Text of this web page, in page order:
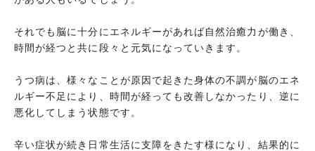
それでも脳に十分にエネルギーがあれば自然治癒力が働き、
時間が経つと共に段々と元気になっていきます。
うつ病は、様々なことが原因で起きた身体の不調が脳のエネ
ルギー不足により、時間が経っても改善しなかったり、逆に
悪化してしまう状態です。
辛い症状が続き日常生活に支障をきたす様になり、結果的に